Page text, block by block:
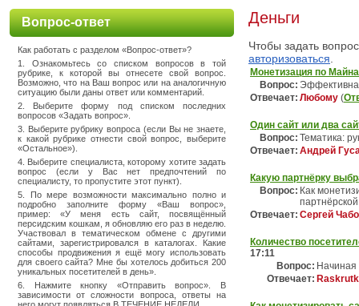
Вопрос-ответ
Как работать с разделом «Вопрос-ответ»?
1. Ознакомьтесь со списком вопросов в той
рубрике, к которой вы отнесете свой вопрос.
Возможно, что на Ваш вопрос или на аналогичную
ситуацию были даны ответ или комментарий.
2. Выберите форму под списком последних
вопросов «Задать вопрос».
3. Выберите рубрику вопроса (если Вы не знаете,
к какой рубрике отнести свой вопрос, выберите
«Остальное»).
4. Выберите специалиста, которому хотите задать
вопрос (если у Вас нет предпочтений по
специалисту, то пропустите этот пункт).
5. По мере возможности максимально полно и
подробно заполните форму «Ваш вопрос»,
пример: «У меня есть сайт, посвящённый
персидским кошкам, я обновляю его раз в неделю.
Участвовал в тематическом обмене с другими
сайтами, зарегистрировался в каталогах. Какие
способы продвижения я ещё могу использовать
для своего сайта? Мне бы хотелось добиться 200
уникальных посетителей в день».
6. Нажмите кнопку «Отправить вопрос». В
зависимости от сложности вопроса, ответы на
Деньги
Чтобы задать
авторизоваться
Монетизация по
Вопрос: Эффективна
Отвечает: Любому (
Один сайт или два
Вопрос: Тематика:
Отвечает: Андрей
Какую партнёрку
Вопрос: Как
Отвечает: Сергей
Количество
17:11
Вопрос: Начиная
Отвечает: